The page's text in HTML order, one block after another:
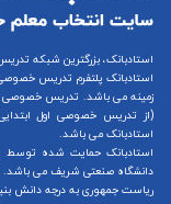
استادبانک، بزرگترین شبکه
استادبانک پلتفرم تدریس خصوصی
زمینه می باشد. تدریس خصوصی
(از تدریس خصوصی اول
استادبانک می باشد.
استادبانک حمایت شده توسط
دانشگاه صنعتی شریف می باشد.
ریاست جمهوری به درجه دانش